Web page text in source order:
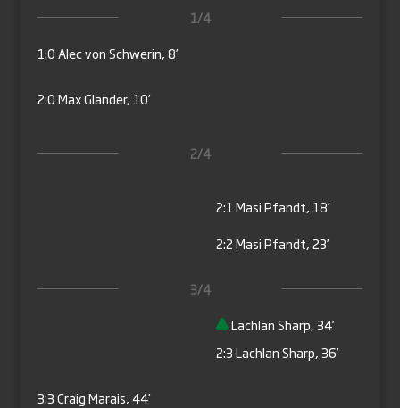
1/4
1:0 Alec von Schwerin, 8’
2:0 Max Glander, 10’
2/4
2:1 Masi Pfandt, 18’
2:2Masi Pfandt, 23’
3/4
Lachlan Sharp, 34’
2:3Lachlan Sharp, 36’
3:3 Craig Marais, 44’